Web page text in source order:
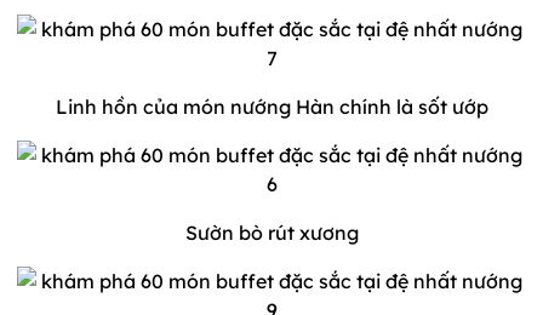
Linh hồn của món nướng Hàn chính là sốt ướp
Sườn bò rút xương